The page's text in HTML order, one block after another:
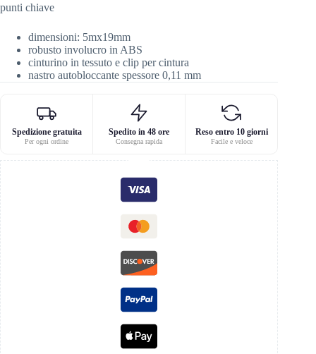
punti chiave
dimensioni: 5mx19mm
robusto involucro in ABS
cinturino in tessuto e clip per cintura
nastro autobloccante spessore 0,11 mm
Spedizione gratuita
Per ogni ordine
Spedito in 48 ore
Consegna rapida
Reso entro 10 giorni
Facile e veloce